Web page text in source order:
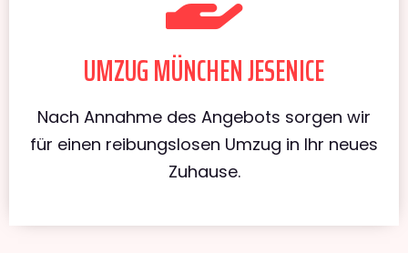
UMZUG MÜNCHEN JESENICE
Nach Annahme des Angebots sorgen wir
für einen reibungslosen Umzug in Ihr neues
Zuhause.